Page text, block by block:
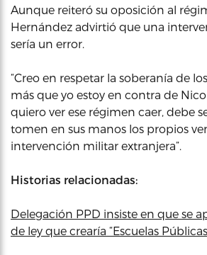
Aunque reiteró su oposición al
Hernández advirtió que una
sería un error.
“Creo en respetar la soberanía de
más que yo estoy en contra de
quiero ver ese régimen caer, debe
tomen en sus manos los propios
intervención militar extranjera”.
Historias relacionadas:
Delegación PPD insiste en que se
de ley que crearía “Escuelas